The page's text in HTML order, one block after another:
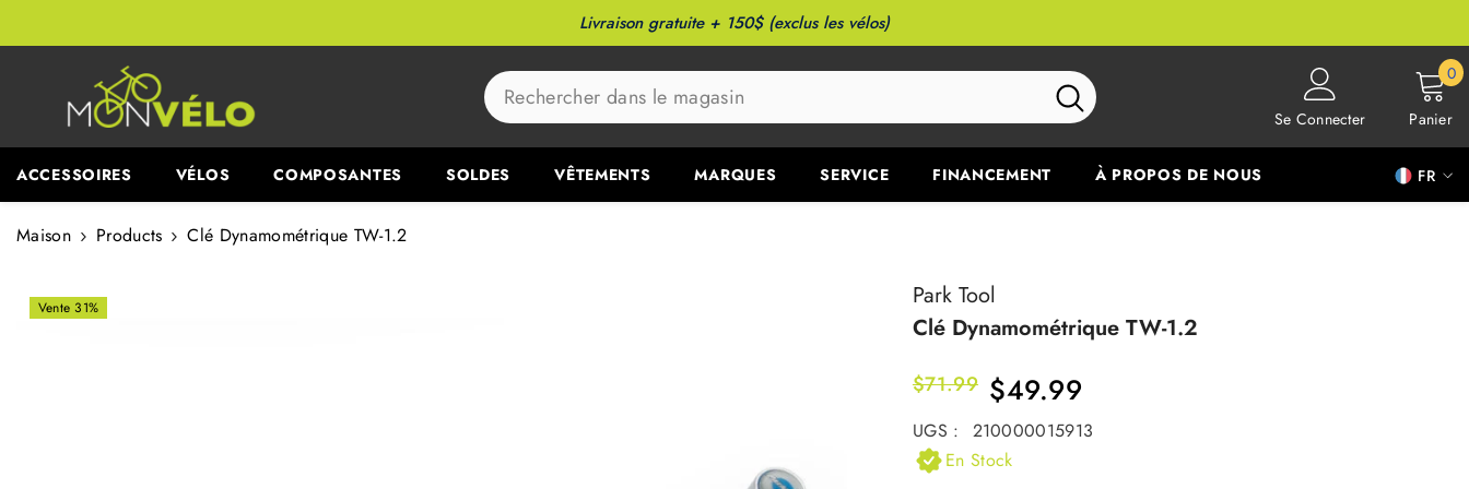
Livraison gratuite + 150$ (exclus les vélos)
Se Connecter Panier
00
ACCESSOIRES VÉLOS COMPOSANTES SOLDES VÊTEMENTS MARQUES SERVICE FINANCEMENT À PROPOS DE NOUS
FR
FR
Maison Products Clé Dynamométrique TW-1.2
Vente 31%
Park Tool
Clé Dynamométrique TW-1.2
$71.99 $49.99
UGS :
210000015913
En Stock